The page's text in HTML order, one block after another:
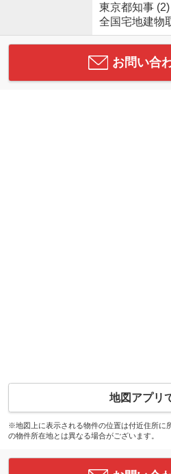
東京都知事
全国宅地建物
お問い合
地図アプリ
※地図上に表示される物件の位置は付近住所に
の物件所在地とは異なる場合がございます。